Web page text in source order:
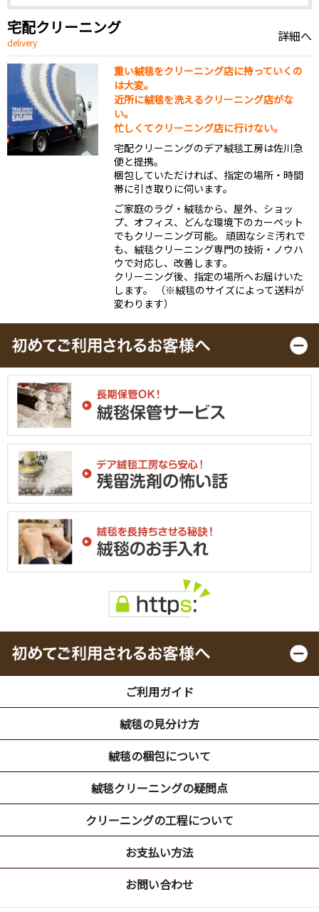
宅配クリーニング
delivery 詳細へ
重い絨毯をクリーニング店に持っていくの
は大変。
近所に絨毯を洗えるクリーニング店がな
い。
忙しくてクリーニング店に行けない。
宅配クリーニングのデア絨毯工房は佐川急
便と提携。
梱包していただければ、指定の場所・時間
帯に引き取りに伺います。
ご家庭のラグ・絨毯から、屋外、ショッ
プ、オフィス、どんな環境下のカーペット
でもクリーニング可能。 頑固なシミ汚れで
も、絨毯クリーニング専門の技術・ノウハ
ウで対応し、改善します。
クリーニング後、指定の場所へお届けいた
します。 （※絨毯のサイズによって送料が
変わります）
ご利用ガイド
絨毯の見分け方
絨毯の梱包について
絨毯クリーニングの疑問点
クリーニングの工程について
お支払い方法
お問い合わせ